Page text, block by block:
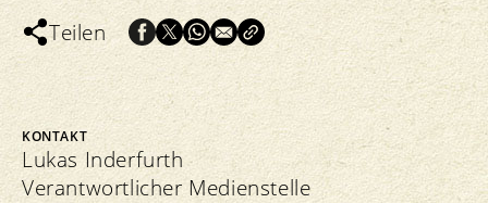
Teilen
KONTAKT
Lukas Inderfurth
Verantwortlicher Medienstelle